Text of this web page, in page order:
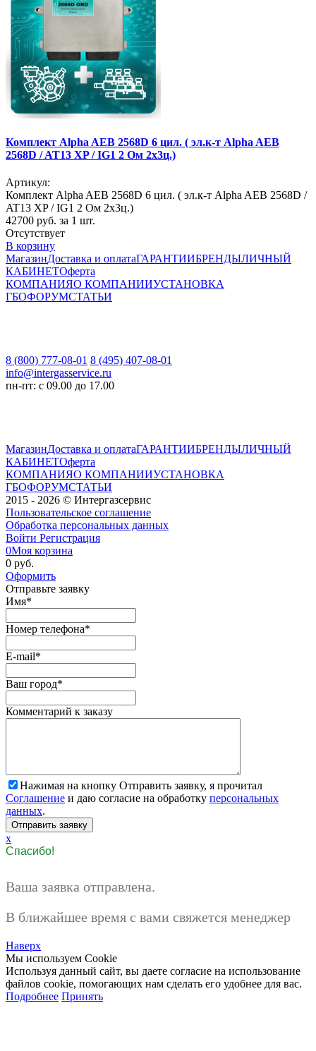
Комплект Alpha AEB 2568D 6 цил. ( эл.к-т Alpha AEB
2568D / AT13 XP / IG1 2 Ом 2х3ц.)
Артикул:
Комплект Alpha AEB 2568D 6 цил. ( эл.к-т Alpha AEB 2568D /
AT13 XP / IG1 2 Ом 2х3ц.)
42700 руб. за 1 шт.
Отсутствует
В корзину
МагазинДоставка и оплатаГАРАНТИИБРЕНДЫЛИЧНЫЙ
КАБИНЕТОферта
КОМПАНИЯО КОМПАНИИУСТАНОВКА
ГБОФОРУМСТАТЬИ
8 (800) 777-08-01 8 (495) 407-08-01
info@intergasservice.ru
пн-пт: с 09.00 до 17.00
МагазинДоставка и оплатаГАРАНТИИБРЕНДЫЛИЧНЫЙ
КАБИНЕТОферта
КОМПАНИЯО КОМПАНИИУСТАНОВКА
ГБОФОРУМСТАТЬИ
2015 - 2026 © Интергазсервис
Пользовательское соглашение
Обработка персональных данных
Войти Регистрация
0Моя корзина
0 руб.
Оформить
Отправьте заявку
Имя*
Номер телефона*
E-mail*
Ваш город*
Комментарий к заказу
Нажимая на кнопку Отправить заявку, я прочитал
Соглашение и даю согласие на обработку персональных
данных.
x
Спасибо!
Ваша заявка отправлена.
В ближайшее время с вами свяжется менеджер
Наверх
Мы используем Cookie
Используя данный сайт, вы даете согласие на использование
файлов cookie, помогающих нам сделать его удобнее для вас.
Подробнее Принять